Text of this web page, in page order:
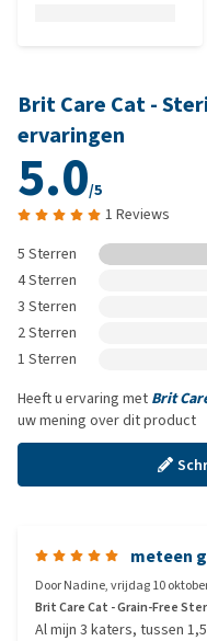
Brit Care Cat -
ervaringen
5.0/5
1 Reviews
5 Sterren
4 Sterren
3 Sterren
2 Sterren
1 Sterren
Heeft u ervaring met Brit
uw mening over dit product
meteen
DoorNadine,vrijdag 10
Brit Care Cat - Grain-Free
Al mijn 3 katers, tussen